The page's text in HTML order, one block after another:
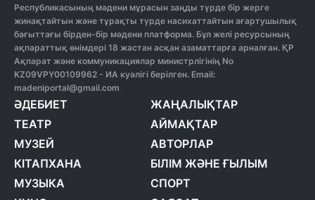
Республикасының мәдени мұрасын заңды түрде бір жерге
жинақтайтын және тұрақты түрде насихаттайтын ағартушылық
бағыттағы бірден-бір мәдени платформа. Бұл желі ресурсының
ақпараттық өнімдері 18 жастан асқан азаматтарға арналған. ҚР
Ақпарат және коммуникациялар министрлігінің No
KZ09VPY00109962 - ИА куәлігі берілген. Email:
madeniportal@gmail.com
ӘДЕБИЕТ
ТЕАТР
МУЗЕЙ
КІТАПХАНА
МУЗЫКА
ЖАҢАЛЫҚТАР
АЙМАҚТАР
АВТОРЛАР
БІЛІМ ЖӘНЕ ҒЫЛЫМ
СПОРТ